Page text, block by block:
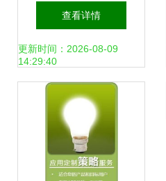
种不同形式，你会
选择哪种？
查看详情
更新时间：2026-08-09
14:29:40